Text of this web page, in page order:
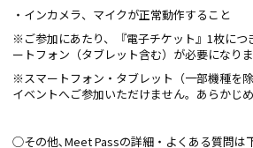
・インカメラ、マイクが正常動作すること
※ご参加にあたり、『電子チケット』1枚につ
ートフォン（タブレット含む）が必要になりま
※スマートフォン・タブレット（一部機種を
イベントへご参加いただけません。あらかじ
◯その他､Meet Passの詳細・よくある質問は